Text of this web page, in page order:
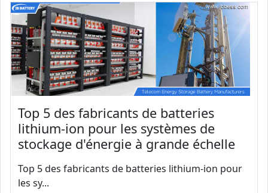
Top 5 des fabricants de batteries
lithium-ion pour les systèmes de
stockage d'énergie à grande échelle
Top 5 des fabricants de batteries lithium-ion pour
les sy...